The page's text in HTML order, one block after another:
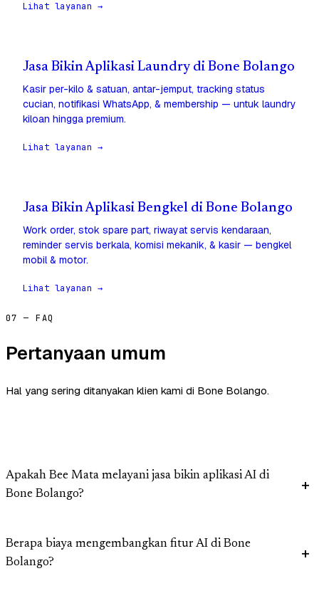
Lihat layanan →
Jasa Bikin Aplikasi Laundry di Bone Bolango
Kasir per-kilo & satuan, antar-jemput, tracking status
cucian, notifikasi WhatsApp, & membership — untuk laundry
kiloan hingga premium.
Lihat layanan →
Jasa Bikin Aplikasi Bengkel di Bone Bolango
Work order, stok spare part, riwayat servis kendaraan,
reminder servis berkala, komisi mekanik, & kasir — bengkel
mobil & motor.
Lihat layanan →
07 — FAQ
Pertanyaan umum
Hal yang sering ditanyakan klien kami di Bone Bolango.
Apakah Bee Mata melayani jasa bikin aplikasi AI di
Bone Bolango?
Berapa biaya mengembangkan fitur AI di Bone
Bolango?